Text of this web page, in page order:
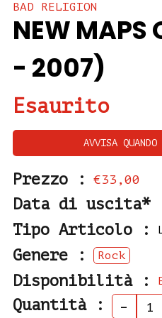
BAD RELIGION
NEW MAPS
- 2007)
Esaurito
AVVISA
Prezzo : €33,00
Data di uscita*
Tipo Articolo :
Genere : Rock
Disponibilità :
Quantità : -